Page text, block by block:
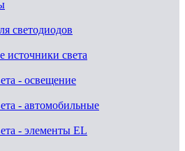
светодиодов
света
- освещение
- автомобильные
- элементы EL